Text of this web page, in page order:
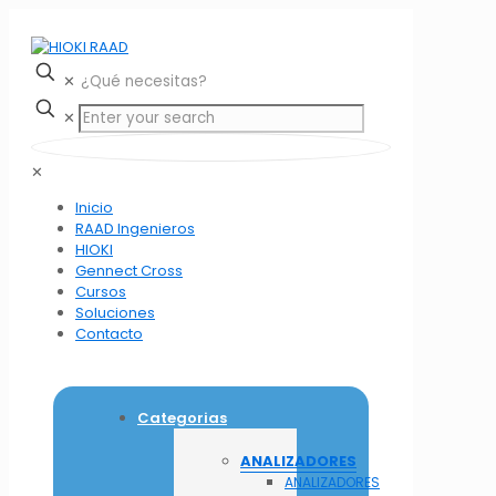
✕
✕
✕
Inicio
RAAD Ingenieros
HIOKI
Gennect Cross
Cursos
Soluciones
Contacto
Categorias
ANALIZADORES
ANALIZADORES